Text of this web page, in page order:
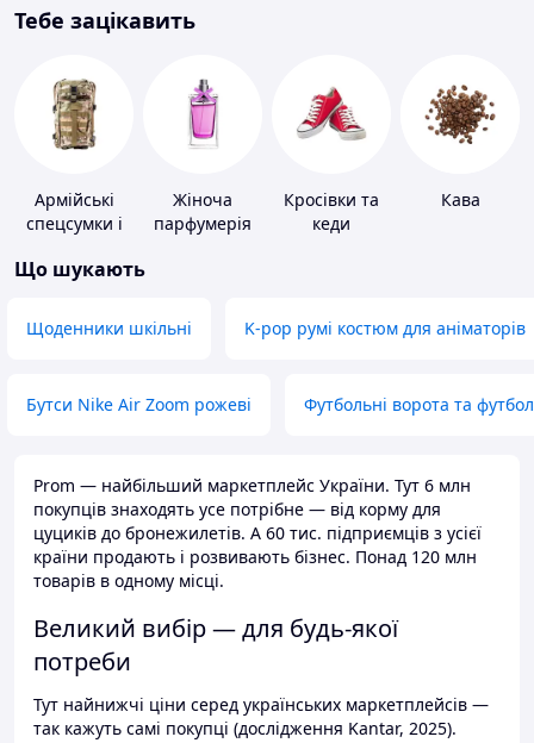
Тебе зацікавить
Армійські
спецсумки і
Жіноча
парфумерія
Кросівки та
кеди
Кава
Що шукають
Щоденники шкільні K-pop румі костюм для аніматорів
Бутси Nike Air Zoom рожеві Футбольні ворота та
Prom — найбільший маркетплейс України. Тут 6 млн
покупців знаходять усе потрібне — від корму для
цуциків до бронежилетів. А 60 тис. підприємців з усієї
країни продають і розвивають бізнес. Понад 120 млн
товарів в одному місці.
Великий вибір — для будь-якої
потреби
Тут найнижчі ціни серед українських маркетплейсів —
так кажуть самі покупці (дослідження Kantar, 2025).